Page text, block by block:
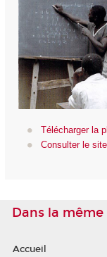
Télécharger la
Consulter le
Dans la
Accueil